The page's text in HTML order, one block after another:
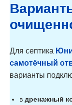
Для септика
самотёчный
варианты
в дренажный